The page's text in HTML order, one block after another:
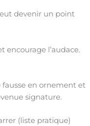
devenir un point
encourage l’audace.
en ornement et
signature.
(liste pratique)